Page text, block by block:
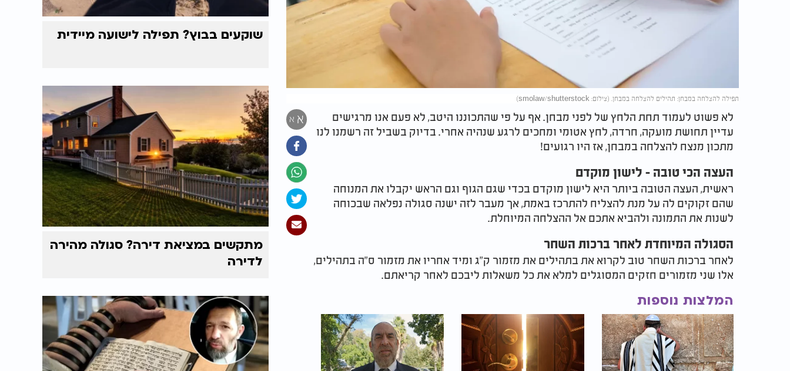
תפילה להצלחה במבחן: תהילים להצלחה במבחן. (צילום: smolaw/shutterstock)
א א
לא פשוט לעמוד תחת הלחץ של לפני מבחן. אף על פי שהתכוננו היטב, לא פעם אנו מרגישים
עדיין תחושת מועקה, חרדה, לחץ אטומי ומחכים לרגע שנהיה אחרי. בדיוק בשביל זה רשמנו לנו
מתכון מנצח להצלחה במבחן, אז היו רגועים!
העצה הכי טובה - לישון מוקדם
ראשית, העצה הטובה ביותר היא לישון מוקדם בכדי שגם הגוף וגם הראש יקבלו את המנוחה
שהם זקוקים לה על מנת להצליח להתרכז באמת, אך מעבר לזה ישנה סגולה נפלאה שבכוחה
לשנות את התמונה ולהביא אתכם אל ההצלחה המיוחלת.
הסגולה המיוחדת לאחר ברכות השחר
לאחר ברכות השחר טוב לקרוא את בתהילים את מזמור ק"ג ומיד אחריו את מזמור ס"ה בתהילים,
אלו שני מזמורים חזקים המסוגלים למלא את כל משאלות ליבכם לאחר קריאתם.
המלצות נוספות
שוקעים בבוץ? תפילה לישועה מיידית
מתקשים במציאת דירה? סגולה מהירה
לדירה